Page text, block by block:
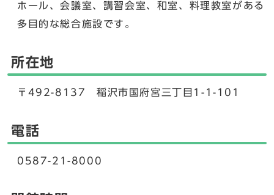
ホール、会議室、講習会室、和室、料理教室がある
多目的な総合施設です。
所在地
〒492-8137 稲沢市国府宮三丁目1-1-101
電話
0587-21-8000